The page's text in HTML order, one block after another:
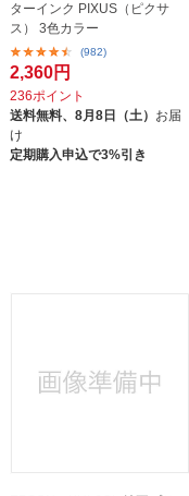
ターインク PIXUS（ピクサ
ス） 3色カラー
(982)
2,360円
236ポイント
送料無料、 8月8日（土） お届
け
定期購入申込で3%引き